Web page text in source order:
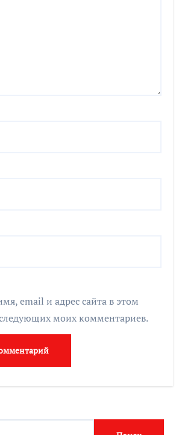
email и адрес сайта в этом
моих комментариев.